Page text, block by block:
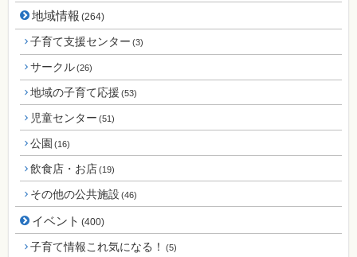
地域情報 (264)
子育て支援センター (3)
サークル(26)
地域の子育て応援 (53)
児童センター (51)
公園 (16)
飲食店・お店(19)
その他の公共施設 (46)
イベント (400)
子育て情報これ気になる！ (5)